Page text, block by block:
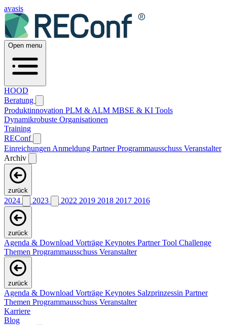
avasis
Open menu
HOOD
Beratung
Produktinnovation PLM & ALM MBSE & KI Tools
Dynamikrobuste Organisationen
Training
REConf
Einreichungen Anmeldung PartnerProgrammausschuss Veranstalter
Archiv
zurück
2024 2023 2022 2019 2018 2017 2016
zurück
Agenda & Download Vorträge Keynotes PartnerTool Challenge
Themen Programmausschuss Veranstalter
zurück
Agenda & Download Vorträge Keynotes Salzprinzessin Partner
Themen Programmausschuss Veranstalter
Karriere
Blog